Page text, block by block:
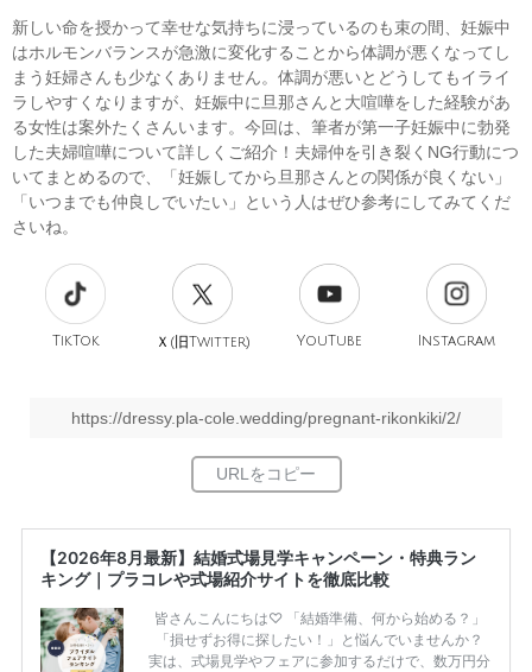
新しい命を授かって幸せな気持ちに浸っているのも束の間、妊娠中
はホルモンバランスが急激に変化することから体調が悪くなってし
まう妊婦さんも少なくありません。体調が悪いとどうしてもイライ
ラしやすくなりますが、妊娠中に旦那さんと大喧嘩をした経験があ
る女性は案外たくさんいます。今回は、筆者が第一子妊娠中に勃発
した夫婦喧嘩について詳しくご紹介！夫婦仲を引き裂くNG行動につ
いてまとめるので、「妊娠してから旦那さんとの関係が良くない」
「いつまでも仲良しでいたい」という人はぜひ参考にしてみてくだ
さいね。
TikTok Ｘ(旧Twitter) YouTube Instagram
https://dressy.pla-cole.wedding/pregnant-rikonkiki/2/
【2026年8月最新】結婚式場見学キャンペーン・特典ラン
キング｜プラコレや式場紹介サイトを徹底比較
皆さんこんにちは♡ 「結婚準備、何から始める？」
「損せずお得に探したい！」と悩んでいませんか？
実は、式場見学やフェアに参加するだけで、数万円分